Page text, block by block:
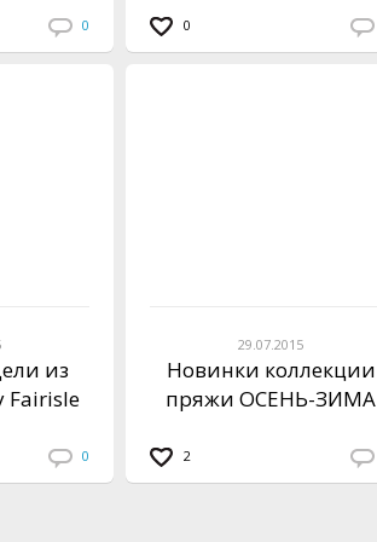
0 0
0
из
Fairisle
2
29.07.2015
Новинки коллекции
пряжи ОСЕНЬ-ЗИМА